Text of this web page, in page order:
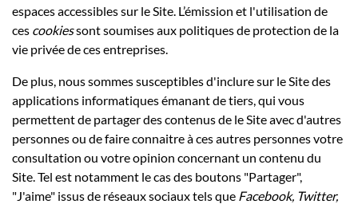
espaces accessibles sur le Site. L’émission et l'utilisation de
ces cookiessont soumises aux politiques de protection de la
vie privée de ces entreprises.
De plus, nous sommes susceptibles d'inclure sur le Site des
applications informatiques émanant de tiers, qui vous
permettent de partager des contenus de le Site avec d'autres
personnes ou de faire connaitre à ces autres personnes votre
consultation ou votre opinion concernant un contenu du
Site. Tel est notamment le cas des boutons "Partager",
"J'aime" issus de réseaux sociaux tels que Facebook, Twitter,